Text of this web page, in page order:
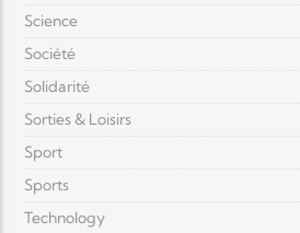
Science
Société
Solidarité
Sorties & Loisirs
Sport
Sports
Technology